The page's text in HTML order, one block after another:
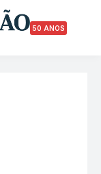
50 ANOS